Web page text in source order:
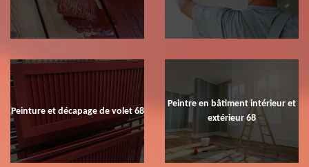
Peinture et décapage de volet 68
Peintre en bâtiment intérieur et
extérieur 68